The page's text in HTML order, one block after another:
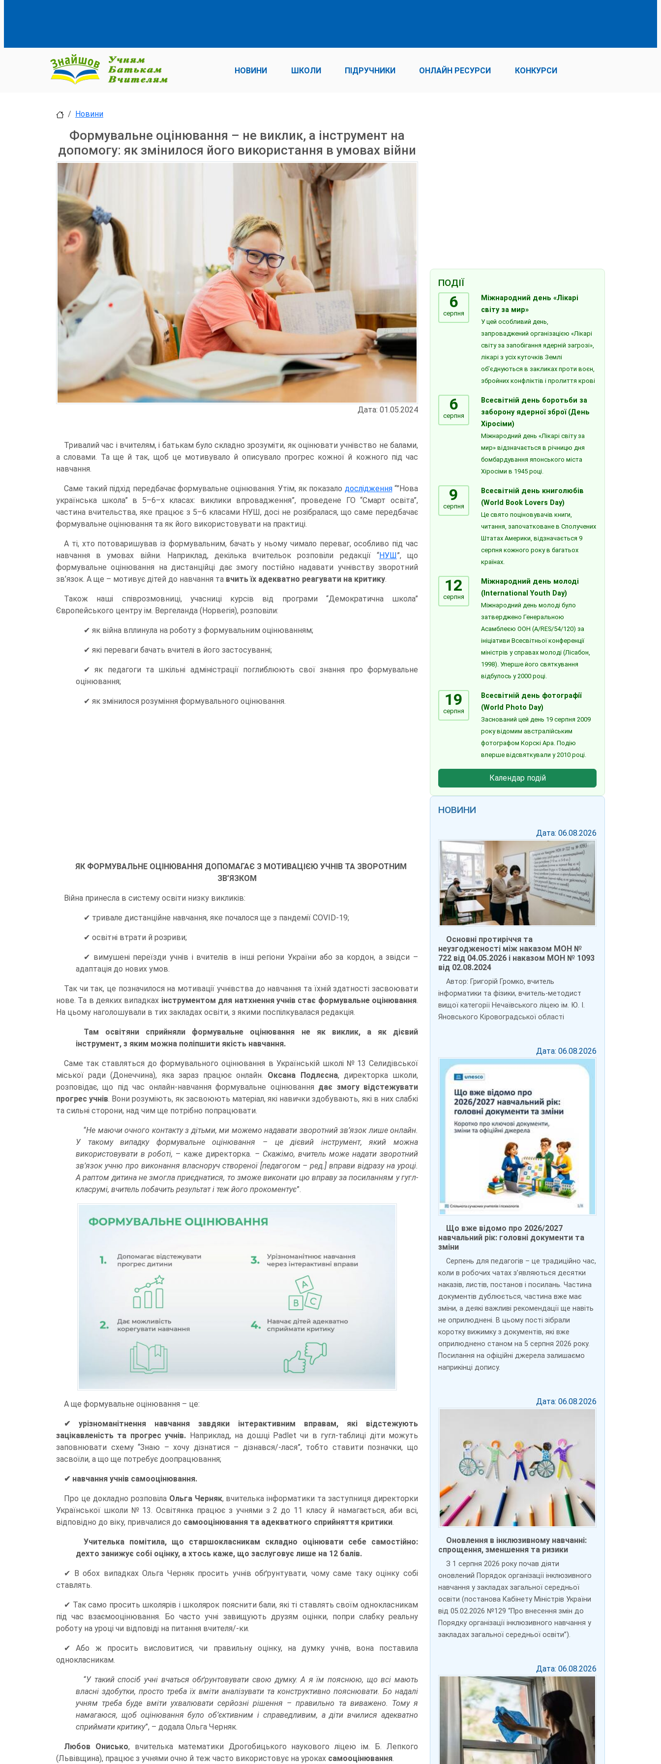
НОВИНИ ШКОЛИ ПІДРУЧНИКИ ОНЛАЙН РЕСУРСИ КОНКУРСИ
Новини
Формувальне оцінювання – не виклик, а інструмент на
допомогу: як змінилося його використання в умовах війни
Дата: 01.05.2024
Тривалий час і вчителям, і батькам було складно зрозуміти, як оцінювати учнівство не балами,
а словами. Та ще й так, щоб це мотивувало й описувало прогрес кожної й кожного під час
навчання.
Саме такий підхід передбачає формувальне оцінювання. Утім, як показало дослідження“”Нова
українська школа” в 5–6–х класах: виклики впровадження”, проведене ГО “Смарт освіта”,
частина вчительства, яке працює з 5–6 класами НУШ, досі не розібралася, що саме передбачає
формувальне оцінювання та як його використовувати на практиці.
А ті, хто потоваришував із формувальним, бачать у ньому чимало переваг, особливо під час
навчання в умовах війни. Наприклад, декілька вчительок розповіли редакції “НУШ”, що
формувальне оцінювання на дистанційці дає змогу постійно надавати учнівству зворотний
зв’язок. А ще – мотивує дітей до навчання та вчить їх адекватно реагувати на критику.
Також наші співрозмовниці, учасниці курсів від програми “Демократична школа”
Європейського центру ім. Вергеланда (Норвегія), розповіли:
✔ як війна вплинула на роботу з формувальним оцінюванням;
✔ які переваги бачать вчителі в його застосуванні;
✔ як педагоги та шкільні адміністрації поглиблюють свої знання про формувальне
оцінювання;
✔ як змінилося розуміння формувального оцінювання.
ЯК ФОРМУВАЛЬНЕ ОЦІНЮВАННЯ ДОПОМАГАЄ З МОТИВАЦІЄЮ УЧНІВ ТА ЗВОРОТНИМ
ЗВ’ЯЗКОМ
Війна принесла в систему освіти низку викликів:
✔ тривале дистанційне навчання, яке почалося ще з пандемії COVID-19;
✔ освітні втрати й розриви;
✔ вимушені переїзди учнів і вчителів в інші регіони України або за кордон, а звідси –
адаптація до нових умов.
Так чи так, це позначилося на мотивації учнівства до навчання та їхній здатності засвоювати
нове. Та в деяких випадках інструментом для натхнення учнів стає формувальне оцінювання.
На цьому наголошували в тих закладах освіти, з якими поспілкувалася редакція.
Там освітяни сприйняли формувальне оцінювання не як виклик, а як дієвий
інструмент, з яким можна поліпшити якість навчання.
Саме так ставляться до формувального оцінювання в Українській школі № 13 Селидівської
міської ради (Донеччина), яка зараз працює онлайн. Оксана Подлєсна, директорка школи,
розповідає, що під час онлайн-навчання формувальне оцінювання дає змогу відстежувати
прогрес учнів. Вони розуміють, як засвоюють матеріал, які навички здобувають, які в них слабкі
та сильні сторони, над чим ще потрібно попрацювати.
“Не маючи очного контакту з дітьми, ми можемо надавати зворотний зв’язок лише онлайн.
У такому випадку формувальне оцінювання – це дієвий інструмент, який можна
використовувати в роботі, – каже директорка. – Скажімо, вчитель може надати зворотний
зв’язок учню про виконання власноруч створеної [педагогом – ред.] вправи відразу на уроці.
А раптом дитина не змогла приєднатися, то зможе виконати цю вправу за посиланням у гугл-
класрумі, вчитель побачить результат і теж його прокоментує”.
А ще формувальне оцінювання – це:
✔ урізноманітнення навчання завдяки інтерактивним вправам, які відстежують
зацікавленість та прогрес учнів. Наприклад, на дошці Padlet чи в гугл-таблиці діти можуть
заповнювати схему “Знаю – хочу дізнатися – дізнався/-лася”, тобто ставити позначки, що
засвоїли, а що ще потребує доопрацювання;
✔ навчання учнів самооцінювання.
Про це докладно розповіла Ольга Черняк, вчителька інформатики та заступниця директорки
Української школи № 13. Освітянка працює з учнями з 2 до 11 класу й намагається, аби всі,
відповідно до віку, привчалися до самооцінювання та адекватного сприйняття критики.
Учителька помітила, що старшокласникам складно оцінювати себе самостійно:
дехто занижує собі оцінку, а хтось каже, що заслуговує лише на 12 балів.
✔ В обох випадках Ольга Черняк просить учнів обґрунтувати, чому саме таку оцінку собі
ставлять.
✔ Так само просить школярів і школярок пояснити бали, які ті ставлять своїм однокласникам
під час взаємооцінювання. Бо часто учні завищують друзям оцінки, попри слабку реальну
роботу на уроці чи відповіді на питання вчителя/-ки.
✔ Або ж просить висловитися, чи правильну оцінку, на думку учнів, вона поставила
однокласникам.
“У такий спосіб учні вчаться обґрунтовувати свою думку. А я їм пояснюю, що всі мають
власні здобутки, просто треба їх вміти аналізувати та конструктивно пояснювати. Бо надалі
учням треба буде вміти ухвалювати серйозні рішення – правильно та виважено. Тому я
намагаюся, щоб оцінювання було об’єктивним і справедливим, а діти вчилися адекватно
сприймати критику”, – додала Ольга Черняк.
Любов Онисько, вчителька математики Дрогобицького наукового ліцею ім. Б. Лепкого
(Львівщина), працює з учнями очно й теж часто використовує на уроках самооцінювання.
ПОДІЇ
6
серпня
Міжнародний день «Лікарі
світу за мир»
У цей особливий день,
запроваджений організацією «Лікарі
світу за запобігання ядерній загрозі»,
лікарі з усіх куточків Землі
об’єднуються в закликах проти воєн,
збройних конфліктів і пролиття крові
6
серпня
Всесвітній день боротьби за
заборону ядерної зброї (День
Хіросіми)
Міжнародний день «Лікарі світу за
мир» відзначається в річницю дня
бомбардування японського міста
Хіросіми в 1945 році.
9
серпня
Всесвітній день книголюбів
(World Book Lovers Day)
Це свято поціновувачів книги,
читання, започатковане в Сполучених
Штатах Америки, відзначається 9
серпня кожного року в багатьох
країнах.
12
серпня
Міжнародний день молоді
(International Youth Day)
Міжнародний день молоді було
затверджено Генеральною
Асамблеєю ООН (A/RES/54/120) за
ініціативи Всесвітньої конференції
міністрів у справах молоді (Лісабон,
1998). Уперше його святкування
відбулось у 2000 році.
19
серпня
Всесвітній день фотографії
(World Photo Day)
Заснований цей день 19 серпня 2009
року відомим австралійським
фотографом Корскі Ара. Подію
вперше відсвяткували у 2010 році.
Календар подій
НОВИНИ
Дата: 06.08.2026
Основні протиріччя та
неузгодженості між наказом МОН №
722 від 04.05.2026 і наказом МОН № 1093
від 02.08.2024
Автор: Григорій Громко, вчитель
інформатики та фізики, вчитель-методист
вищої категорії Нечаївського ліцею ім. Ю. І.
Яновського Кіровоградської області
Дата: 06.08.2026
Що вже відомо про 2026/2027
навчальний рік: головні документи та
зміни
Серпень для педагогів – це традиційно час,
коли в робочих чатах з’являються десятки
наказів, листів, постанов і посилань. Частина
документів дублюється, частина вже має
зміни, а деякі важливі рекомендації ще навіть
не оприлюднені. В цьому пості зібрали
коротку вижимку з документів, які вже
оприлюднено станом на 5 серпня 2026 року.
Посилання на офіційні джерела залишаємо
наприкінці допису.
Дата: 06.08.2026
Оновлення в інклюзивному навчанні:
спрощення, зменшення та ризики
З 1 серпня 2026 року почав діяти
оновлений Порядок організації інклюзивного
навчання у закладах загальної середньої
освіти (постанова Кабінету Міністрів України
від 05.02.2026 №129 “Про внесення змін до
Порядку організації інклюзивного навчання у
закладах загальної середньої освіти”).
Дата: 06.08.2026